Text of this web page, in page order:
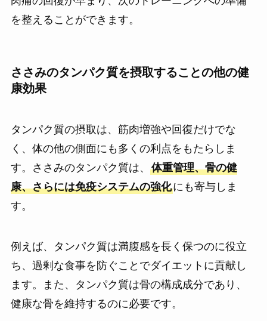
を整えることができます。
ささみのタンパク質を摂取することの他の健
康効果
タンパク質の摂取は、筋肉増強や回復だけでな
く、体の他の側面にも多くの利点をもたらしま
す。ささみのタンパク質は、 体重管理、骨の健
康、さらには免疫システムの強化にも寄与しま
す。
例えば、タンパク質は満腹感を長く保つのに役立
ち、過剰な食事を防ぐことでダイエットに貢献し
ます。また、タンパク質は骨の構成成分であり、
健康な骨を維持するのに必要です。